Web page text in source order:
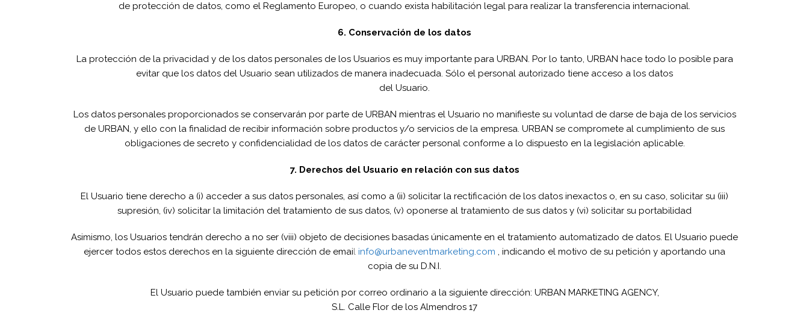
de protección de datos, como el Reglamento Europeo, o cuando exista habilitación legal para realizar la transferencia internacional.
6. Conservación de los datos
La protección de la privacidad y de los datos personales de los Usuarios es muy importante para URBAN. Por lo tanto, URBAN hace todo lo posible para
evitar que los datos del Usuario sean utilizados de manera inadecuada. Sólo el personal autorizado tiene acceso a los datos
del Usuario.
Los datos personales proporcionados se conservarán por parte de URBAN mientras el Usuario no manifieste su voluntad de darse de baja de los servicios
de URBAN, y ello con la finalidad de recibir información sobre productos y/o servicios de la empresa. URBAN se compromete al cumplimiento de sus
obligaciones de secreto y confidencialidad de los datos de carácter personal conforme a lo dispuesto en la legislación aplicable.
7. Derechos del Usuario en relación con sus datos
El Usuario tiene derecho a (i) acceder a sus datos personales, así como a (ii) solicitar la rectificación de los datos inexactos o, en su caso, solicitar su (iii)
supresión, (iv) solicitar la limitación del tratamiento de sus datos, (v) oponerse al tratamiento de sus datos y (vi) solicitar su portabilidad
Asimismo, los Usuarios tendrán derecho a no ser (viii) objeto de decisiones basadas únicamente en el tratamiento automatizado de datos. El Usuario puede
ejercer todos estos derechos en la siguiente dirección de email info@urbaneventmarketing.com , indicando el motivo de su petición y aportando una
copia de su D.N.I.
El Usuario puede también enviar su petición por correo ordinario a la siguiente dirección: URBAN MARKETING AGENCY,
S.L. Calle Flor de los Almendros 17